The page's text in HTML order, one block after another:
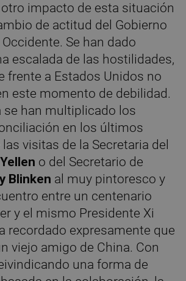
otro impacto de esta situación
de actitud del Gobierno
Se han dado
escalada de las hostilidades,
frente a Estados Unidos no
este momento de debilidad.
se han multiplicado los
en los últimos
visitas de la Secretaria del
o del Secretario de
Blinken al muy pintoresco y
entre un centenario
y el mismo Presidente Xi
recordado expresamente que
viejo amigo de China. Con
una forma de